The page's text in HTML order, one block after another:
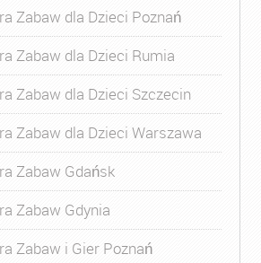
Zabaw dla Dzieci Poznań
Zabaw dla Dzieci Rumia
Zabaw dla Dzieci Szczecin
Zabaw dla Dzieci Warszawa
Zabaw Gdańsk
Zabaw Gdynia
Zabaw i Gier Poznań